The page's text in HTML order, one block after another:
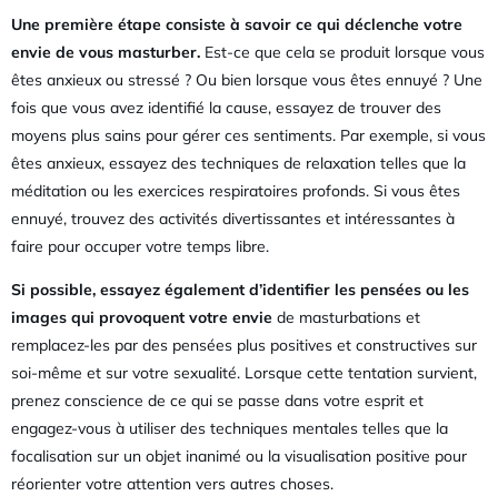
Une première étape consiste à savoir ce qui déclenche votre
envie de vous masturber. Est-ce que cela se produit lorsque vous
êtes anxieux ou stressé ? Ou bien lorsque vous êtes ennuyé ? Une
fois que vous avez identifié la cause, essayez de trouver des
moyens plus sains pour gérer ces sentiments. Par exemple, si vous
êtes anxieux, essayez des techniques de relaxation telles que la
méditation ou les exercices respiratoires profonds. Si vous êtes
ennuyé, trouvez des activités divertissantes et intéressantes à
faire pour occuper votre temps libre.
Si possible, essayez également d’identifier les pensées ou les
images qui provoquent votre envie de masturbations et
remplacez-les par des pensées plus positives et constructives sur
soi-même et sur votre sexualité. Lorsque cette tentation survient,
prenez conscience de ce qui se passe dans votre esprit et
engagez-vous à utiliser des techniques mentales telles que la
focalisation sur un objet inanimé ou la visualisation positive pour
réorienter votre attention vers autres choses.